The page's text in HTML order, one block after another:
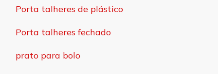
Porta talheres de plástico
Porta talheres fechado
prato para bolo